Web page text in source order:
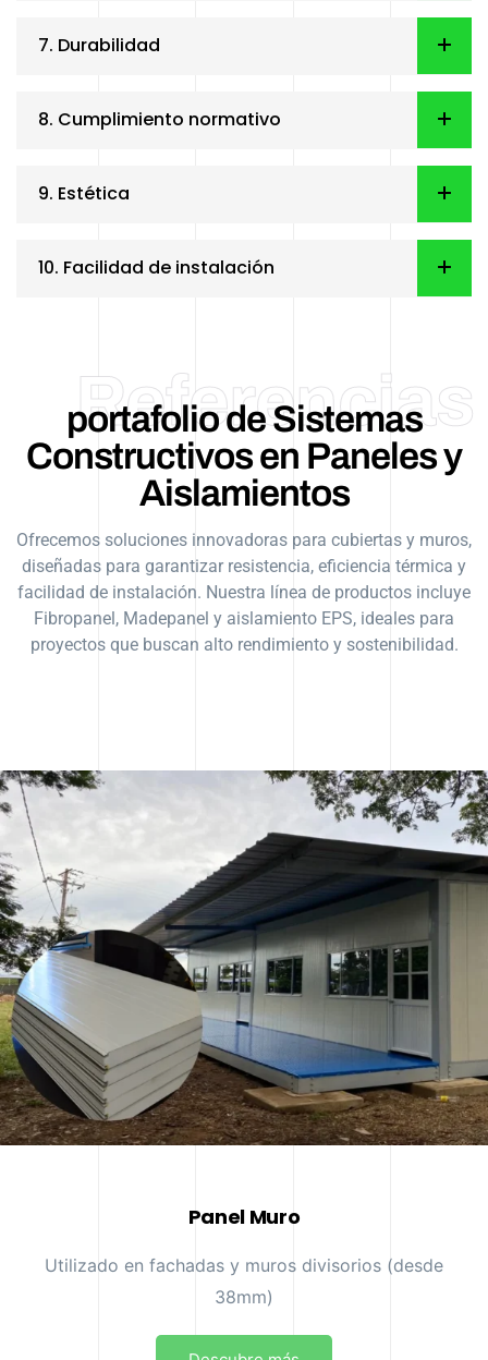
7. Durabilidad
8. Cumplimiento normativo
9. Estética
10. Facilidad de instalación
Referencias
portafolio de Sistemas
Constructivos en Paneles y
Aislamientos
Ofrecemos soluciones innovadoras para cubiertas y muros,
diseñadas para garantizar resistencia, eficiencia térmica y
facilidad de instalación. Nuestra línea de productos incluye
Fibropanel, Madepanel y aislamiento EPS, ideales para
proyectos que buscan alto rendimiento y sostenibilidad.
Panel Muro
Utilizado en fachadas y muros divisorios (desde
38mm)